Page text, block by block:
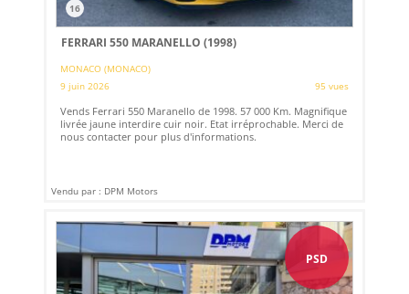
16
FERRARI 550 MARANELLO (1998)
MONACO (MONACO)
9 juin 2026
95 vues
Vends Ferrari 550 Maranello de 1998. 57 000 Km. Magnifique
livrée jaune interdire cuir noir. Etat irréprochable. Merci de
nous contacter pour plus d'informations.
Vendu par : DPM Motors
PSD